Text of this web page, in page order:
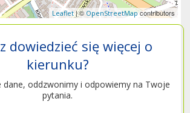
Leaflet| © OpenStreetMapcontributors
dowiedzieć się więcej o
kierunku?
oddzwonimy i odpowiemy na Twoje
pytania.